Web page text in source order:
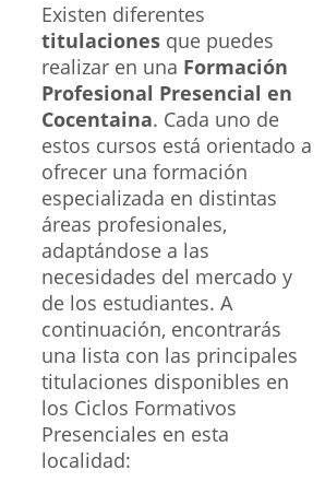
Existen diferentes
titulaciones que puedes
realizar en una Formación
Profesional Presencial en
Cocentaina. Cada uno de
estos cursos está orientado a
ofrecer una formación
especializada en distintas
áreas profesionales,
adaptándose a las
necesidades del mercado y
de los estudiantes. A
continuación, encontrarás
una lista con las principales
titulaciones disponibles en
los Ciclos Formativos
Presenciales en esta
localidad: